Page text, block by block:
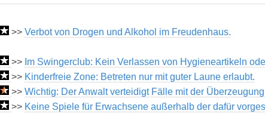
>> Verbot von Drogen und Alkohol im Freudenhaus.
>> Im Swingerclub: Kein Verlassen von Hygieneartikeln
>> Kinderfreie Zone: Betreten nur mit guter Laune erlaubt.
>> Wichtig: Der Anwalt verteidigt Fälle mit der
>> Keine Spiele für Erwachsene außerhalb der dafür